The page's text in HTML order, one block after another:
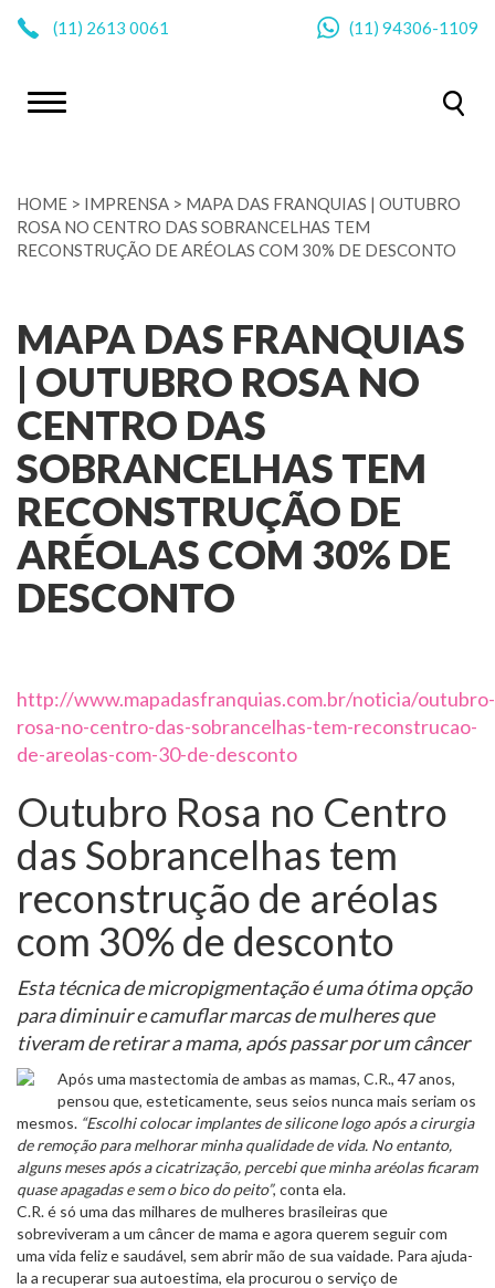
(11) 2613 0061 (11) 94306-1109
HOME > IMPRENSA > MAPA DAS FRANQUIAS | OUTUBRO
ROSA NO CENTRO DAS SOBRANCELHAS TEM
RECONSTRUÇÃO DE ARÉOLAS COM 30% DE DESCONTO
MAPA DAS FRANQUIAS
| OUTUBRO ROSA NO
CENTRO DAS
SOBRANCELHAS TEM
RECONSTRUÇÃO DE
ARÉOLAS COM 30% DE
DESCONTO
http://www.mapadasfranquias.com.br/noticia/outubro-
rosa-no-centro-das-sobrancelhas-tem-reconstrucao-
de-areolas-com-30-de-desconto
Outubro Rosa no Centro
das Sobrancelhas tem
reconstrução de aréolas
com 30% de desconto
Esta técnica de micropigmentação é uma ótima opção
para diminuir e camuflar marcas de mulheres que
tiveram de retirar a mama, após passar por um câncer
Após uma mastectomia de ambas as mamas, C.R., 47 anos,
pensou que, esteticamente, seus seios nunca mais seriam os
mesmos. “Escolhi colocar implantes de silicone logo após a cirurgia
de remoção para melhorar minha qualidade de vida. No entanto,
alguns meses após a cicatrização, percebi que minha aréolas ficaram
quase apagadas e sem o bico do peito”, conta ela.
C.R. é só uma das milhares de mulheres brasileiras que
sobreviveram a um câncer de mama e agora querem seguir com
uma vida feliz e saudável, sem abrir mão de sua vaidade. Para ajuda-
la a recuperar sua autoestima, ela procurou o serviço de